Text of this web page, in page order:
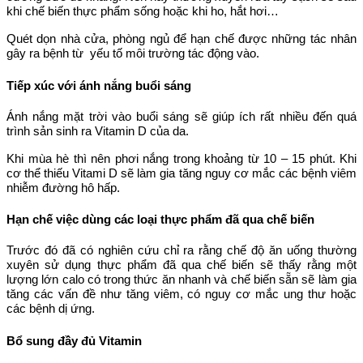
khi chế biến thực phẩm sống hoặc khi ho, hắt hơi…
Quét dọn nhà cửa, phòng ngủ để hạn chế được những tác nhân
gây ra bệnh từ yếu tố môi trường tác động vào.
Tiếp xúc với ánh nắng buổi sáng
Ánh nắng mặt trời vào buổi sáng sẽ giúp ích rất nhiều đến quá
trình sản sinh ra Vitamin D của da.
Khi mùa hè thì nên phơi nắng trong khoảng từ 10 – 15 phút. Khi
cơ thể thiếu Vitami D sẽ làm gia tăng nguy cơ mắc các bệnh viêm
nhiễm đường hô hấp.
Hạn chế việc dùng các loại thực phẩm đã qua chế biến
Trước đó đã có nghiên cứu chỉ ra rằng chế độ ăn uống thường
xuyên sử dụng thực phẩm đã qua chế biến sẽ thấy rằng một
lượng lớn calo có trong thức ăn nhanh và chế biến sẵn sẽ làm gia
tăng các vấn đề như tăng viêm, có nguy cơ mắc ung thư hoặc
các bệnh dị ứng.
Bổ sung đầy đủ Vitamin